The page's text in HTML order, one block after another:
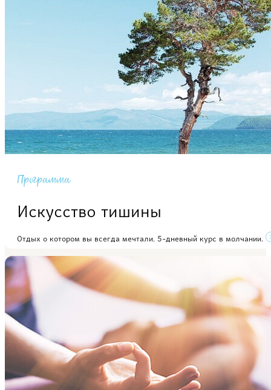
Программа
Искусство тишины
Отдых о котором вы всегда мечтали. 5-дневный курс в молчании.